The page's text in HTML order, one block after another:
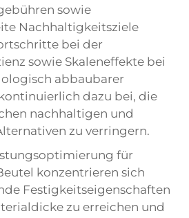
sowie
Nachhaltigkeitsziele
bei der
sowie Skaleneffekte bei
abbaubarer
dazu bei, die
nachhaltigen und
zu verringern.
für
konzentrieren sich
Festigkeitseigenschaften
zu erreichen und